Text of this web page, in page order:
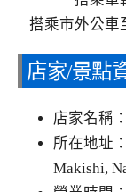
搭乘市外公車
店家/景點
店家名稱：
所在地址
Makishi,